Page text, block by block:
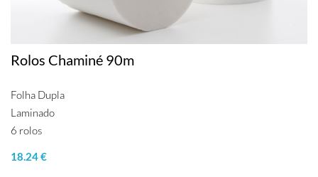
Rolos Chaminé 90m
Folha Dupla
Laminado
6 rolos
18.24 €